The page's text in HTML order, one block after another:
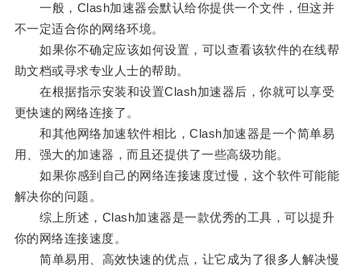
一般，Clash加速器会默认给你提供一个文件，但这并
不一定适合你的网络环境。
如果你不确定应该如何设置，可以查看该软件的在线帮
助文档或寻求专业人士的帮助。
在根据指示安装和设置Clash加速器后，你就可以享受
更快速的网络连接了。
和其他网络加速软件相比，Clash加速器是一个简单易
用、强大的加速器，而且还提供了一些高级功能。
如果你感到自己的网络连接速度过慢，这个软件可能能
解决你的问题。
综上所述，Clash加速器是一款优秀的工具，可以提升
你的网络连接速度。
简单易用、高效快速的优点，让它成为了很多人解决慢